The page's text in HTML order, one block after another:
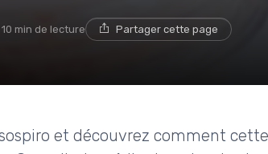
10 min de lecture Partager cette page
et découvrez comment